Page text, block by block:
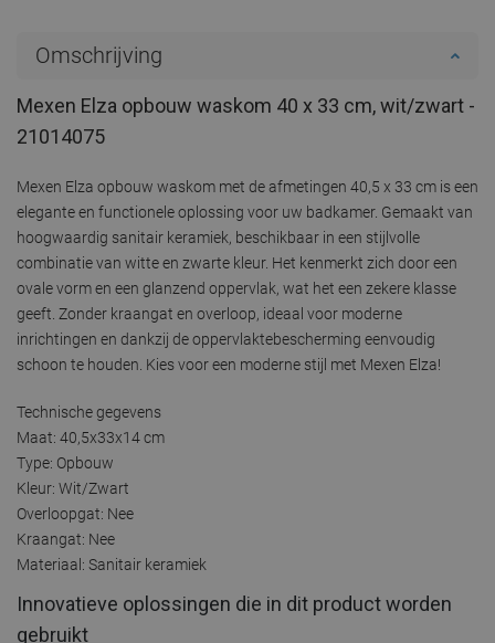
Omschrijving
Mexen Elza opbouw waskom 40 x 33 cm, wit/zwart -
21014075
Mexen Elza opbouw waskom met de afmetingen 40,5 x 33 cm is een
elegante en functionele oplossing voor uw badkamer. Gemaakt van
hoogwaardig sanitair keramiek, beschikbaar in een stijlvolle
combinatie van witte en zwarte kleur. Het kenmerkt zich door een
ovale vorm en een glanzend oppervlak, wat het een zekere klasse
geeft. Zonder kraangat en overloop, ideaal voor moderne
inrichtingen en dankzij de oppervlaktebescherming eenvoudig
schoon te houden. Kies voor een moderne stijl met Mexen Elza!
Technische gegevens
Maat: 40,5x33x14 cm
Type: Opbouw
Kleur: Wit/Zwart
Overloopgat: Nee
Kraangat: Nee
Materiaal: Sanitair keramiek
Innovatieve oplossingen die in dit product worden
gebruikt